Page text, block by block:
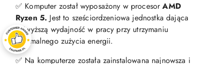
✅ Komputer został wyposażony w procesorAMD
Ryzen 5. Jest to sześciordzeniowa jednostka dająca
najwyższą wydajność w pracy przy utrzymaniu
optymalnego zużycia energii.
✅ Na komputerze została zainstalowana najnowsza i